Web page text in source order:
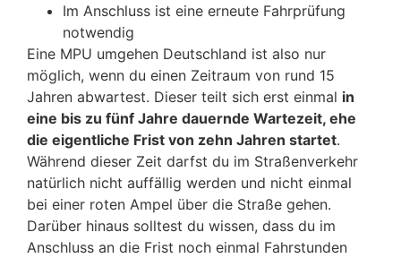
Im Anschluss ist eine erneute Fahrprüfung
notwendig
Eine MPU umgehen Deutschland ist also nur
möglich, wenn du einen Zeitraum von rund 15
Jahren abwartest. Dieser teilt sich erst einmal in
eine bis zu fünf Jahre dauernde Wartezeit, ehe
die eigentliche Frist von zehn Jahren startet.
Während dieser Zeit darfst du im Straßenverkehr
natürlich nicht auffällig werden und nicht einmal
bei einer roten Ampel über die Straße gehen.
Darüber hinaus solltest du wissen, dass du im
Anschluss an die Frist noch einmal Fahrstunden